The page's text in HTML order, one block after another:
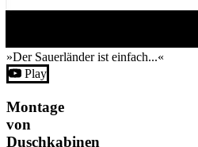
»Der Sauerländer ist einfach...«
Play
Montage
von
Duschkabinen